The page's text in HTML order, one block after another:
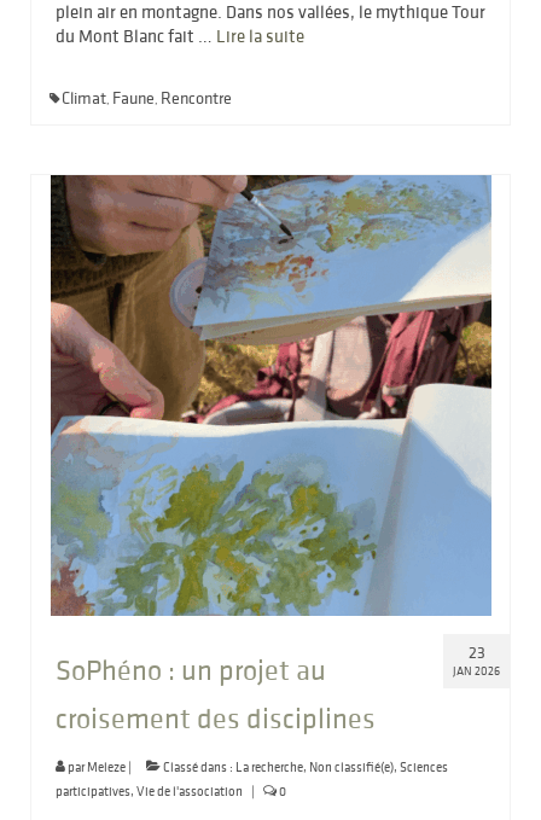
plein air en montagne. Dans nos vallées, le mythique Tour
du Mont Blanc fait … Lire la suite­­
Climat, Faune, Rencontre
23
JAN 2026
SoPhéno : un projet au
croisement des disciplines
parMeleze | Classé dans : La recherche, Non classifié(e), Sciences
participatives, Vie de l'association | 0